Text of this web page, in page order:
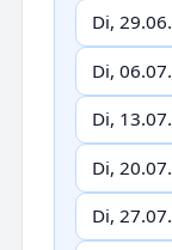
Di, 29.06.
Di, 06.07.
Di, 13.07.
Di, 20.07.
Di, 27.07.